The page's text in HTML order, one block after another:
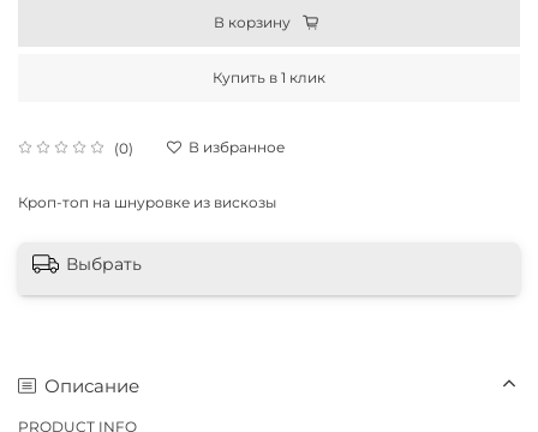
(0) В избранное
В корзину
Купить в 1 клик
Кроп-топ на шнуровке из вискозы
Выбрать
Описание
PRODUCT INFO